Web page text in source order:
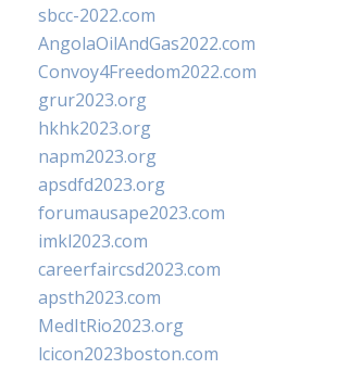
sbcc-2022.com
AngolaOilAndGas2022.com
Convoy4Freedom2022.com
grur2023.org
hkhk2023.org
napm2023.org
apsdfd2023.org
forumausape2023.com
imkl2023.com
careerfaircsd2023.com
apsth2023.com
MedItRio2023.org
lcicon2023boston.com